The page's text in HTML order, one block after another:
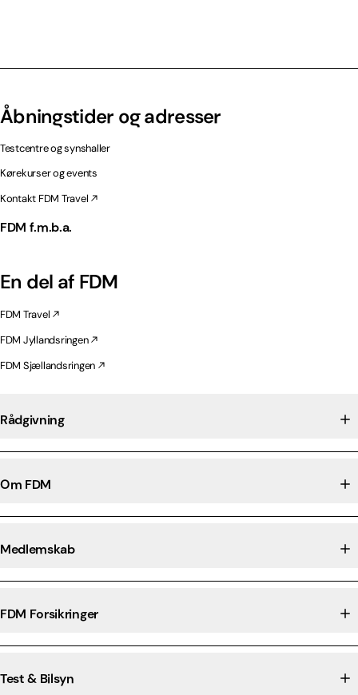
Åbningstider og adresser
Testcentre og synshaller
Kørekurser og events
Kontakt FDM Travel
FDM f.m.b.a.
En del af FDM
FDM Travel
FDM Jyllandsringen
FDM Sjællandsringen
Rådgivning
Om FDM
Medlemskab
FDM Forsikringer
Test & Bilsyn